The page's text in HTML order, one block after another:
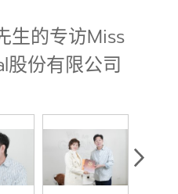
生的专访Miss
份有限公司